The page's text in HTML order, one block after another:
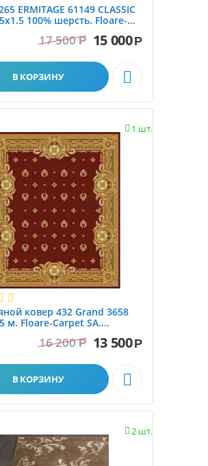
ковры
ERMITAGE 61149 CLASSIC
100% шерсть. Floare-
17 500 Р 15 000Р
В КОРЗИНУ 
1 шт.

ковер 432 Grand 3658
м. Floare-Carpet SA.
16 200 Р 13 500Р
В КОРЗИНУ 
2 шт.
